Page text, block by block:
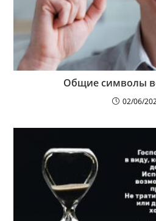
Общие символы
02/06/